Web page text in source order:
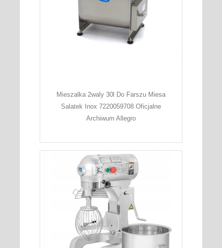
Mieszalka 2waly 30l Do Farszu Miesa
Salatek Inox 7220059708 Oficjalne
Archiwum Allegro